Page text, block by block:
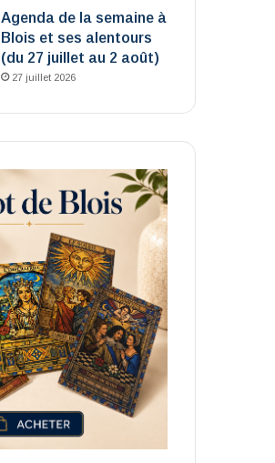
Agenda de la semaine à
Blois et ses alentours
(du 27 juillet au 2 août)
27 juillet 2026